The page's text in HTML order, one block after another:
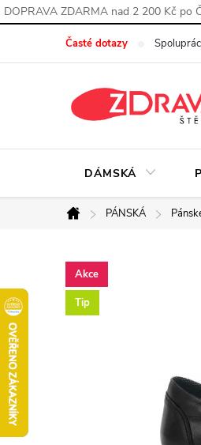
DOPRAVA ZDARMA nad 2 200 Kč po
Časté dotazy
DÁMSKÁ
Domů
PÁNSKÁ
Akce
Tip